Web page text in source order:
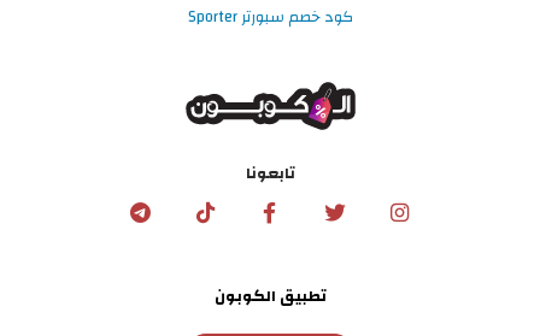
كود خصم سبورتر Sporter
تابعونا
تطبيق الكوبون